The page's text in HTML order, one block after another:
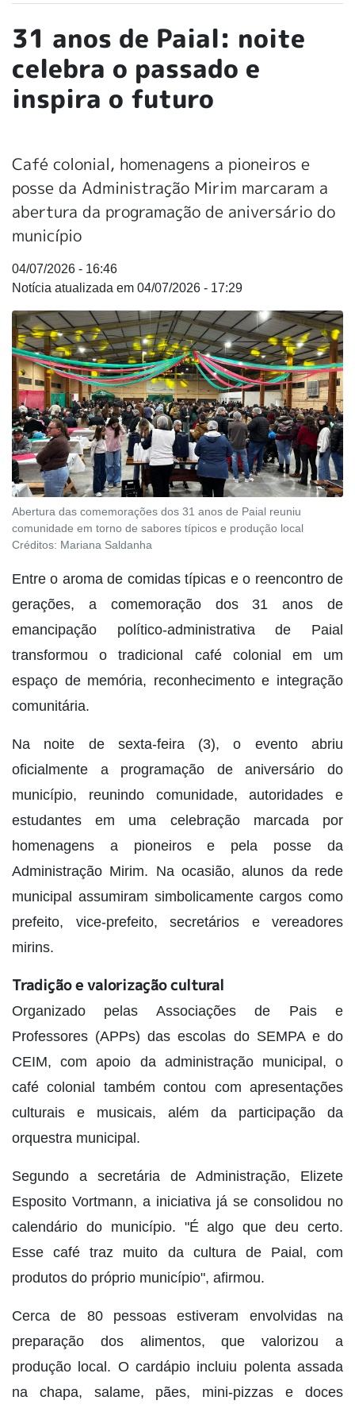
31 anos de Paial: noite
celebra o passado e
inspira o futuro
Café colonial, homenagens a pioneiros e
posse da Administração Mirim marcaram a
abertura da programação de aniversário do
município
04/07/2026 - 16:46
04/07/2026 - 17:29
Abertura das comemorações dos 31 anos de Paial reuniu
comunidade em torno de sabores típicos e produção local
Créditos: Mariana Saldanha
Entre o aroma de comidas típicas e o reencontro de
gerações, a comemoração dos 31 anos de
emancipação político-administrativa de Paial
transformou o tradicional café colonial em um
espaço de memória, reconhecimento e integração
comunitária.
Na noite de sexta-feira (3), o evento abriu
oficialmente a programação de aniversário do
município, reunindo comunidade, autoridades e
estudantes em uma celebração marcada por
homenagens a pioneiros e pela posse da
Administração Mirim. Na ocasião, alunos da rede
municipal assumiram simbolicamente cargos como
prefeito, vice-prefeito, secretários e vereadores
mirins.
Tradição e valorização cultural
Organizado pelas Associações de Pais e
Professores (APPs) das escolas do SEMPA e do
CEIM, com apoio da administração municipal, o
café colonial também contou com apresentações
culturais e musicais, além da participação da
orquestra municipal.
Segundo a secretária de Administração, Elizete
Esposito Vortmann, a iniciativa já se consolidou no
calendário do município. "É algo que deu certo.
Esse café traz muito da cultura de Paial, com
produtos do próprio município", afirmou.
Cerca de 80 pessoas estiveram envolvidas na
preparação dos alimentos, que valorizou a
produção local. O cardápio incluiu polenta assada
na chapa, salame, pães, mini-pizzas e doces